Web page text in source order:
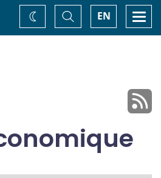
EN
Basculer
la
recherche
Changez
de